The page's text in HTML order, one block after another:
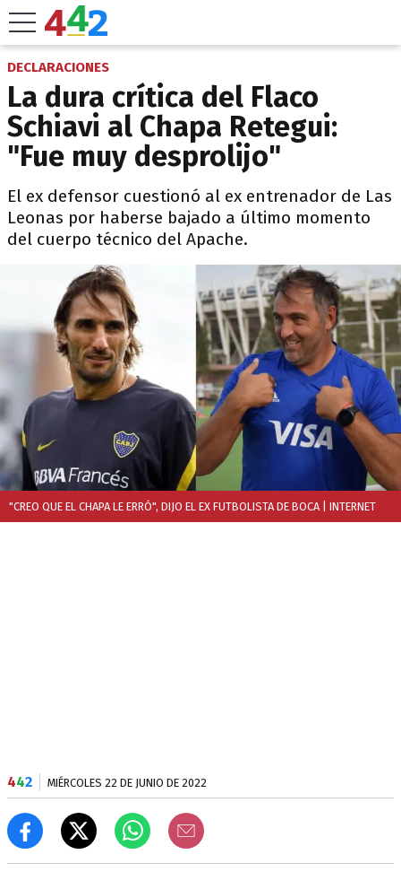
DECLARACIONES
La dura crítica del Flaco
Schiavi al Chapa Retegui:
"Fue muy desprolijo"
El ex defensor cuestionó al ex entrenador de Las
Leonas por haberse bajado a último momento
del cuerpo técnico del Apache.
"CREO QUE EL CHAPA LE ERRÓ", DIJO EL EX FUTBOLISTA DE BOCA | INTERNET
442 MIÉRCOLES 22 DE JUNIO DE 2022